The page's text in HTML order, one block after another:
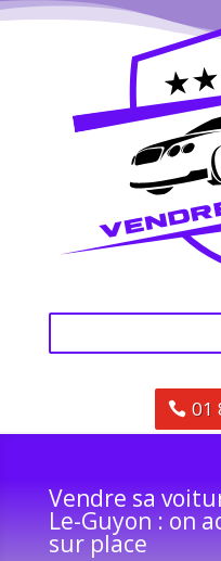
01
Vendre sa
Le-Guyon : on
sur place